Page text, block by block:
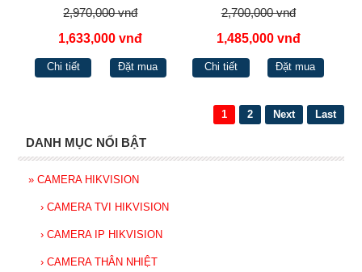
2,970,000 vnđ
1,633,000 vnđ
Chi tiết Đặt mua
2,700,000 vnđ
1,485,000 vnđ
Chi tiết Đặt mua
1 2 Next Last
DANH MỤC NỔI BẬT
» CAMERA HIKVISION
› CAMERA TVI HIKVISION
› CAMERA IP HIKVISION
› CAMERA THÂN NHIỆT